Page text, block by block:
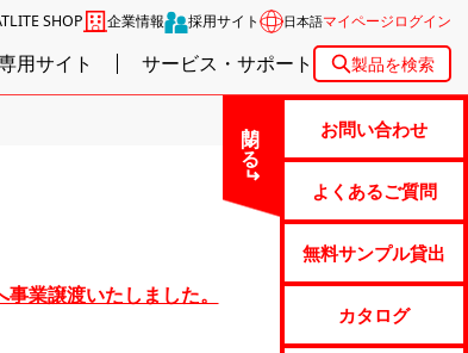
SHOP 企業情報 採用サイト 日本語マイページログイン
用サイト サービス・サポート 製品を検索
閉じる お問い合わせ
よくあるご質問
無料サンプル貸出
カタログ
業譲渡いたしました。